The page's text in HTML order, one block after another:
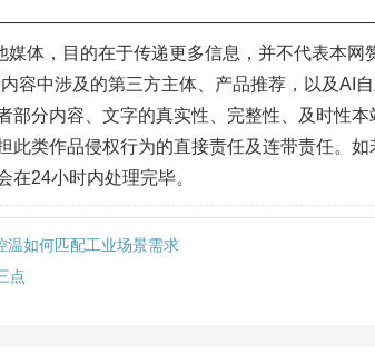
媒体，目的在于传递更多信息，并不代表本网
容中涉及的第三方主体、产品推荐，以及AI
部分内容、文字的真实性、完整性、及时性
此类作品侵权行为的直接责任及连带责任。
在24小时内处理完毕。
温如何匹配工业场景需求
点